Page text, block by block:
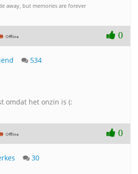
away, but memories are forever
0
534
omdat het onzin is (:
0
30